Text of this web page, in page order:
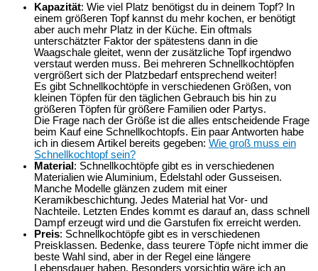
Kapazität: Wie viel Platz benötigst du in deinem Topf? In
einem größeren Topf kannst du mehr kochen, er benötigt
aber auch mehr Platz in der Küche. Ein oftmals
unterschätzter Faktor der spätestens dann in die
Waagschale gleitet, wenn der zusätzliche Topf irgendwo
verstaut werden muss. Bei mehreren Schnellkochtöpfen
vergrößert sich der Platzbedarf entsprechend weiter!
Es gibt Schnellkochtöpfe in verschiedenen Größen, von
kleinen Töpfen für den täglichen Gebrauch bis hin zu
größeren Töpfen für größere Familien oder Partys.
Die Frage nach der Größe ist die alles entscheidende Frage
beim Kauf eine Schnellkochtopfs. Ein paar Antworten habe
ich in diesem Artikel bereits gegeben: Wie groß muss ein
Schnellkochtopf sein?
Material : Schnellkochtöpfe gibt es in verschiedenen
Materialien wie Aluminium, Edelstahl oder Gusseisen.
Manche Modelle glänzen zudem mit einer
Keramikbeschichtung. Jedes Material hat Vor- und
Nachteile. Letzten Endes kommt es darauf an, dass schnell
Dampf erzeugt wird und die Garstufen fix erreicht werden.
Preis: Schnellkochtöpfe gibt es in verschiedenen
Preisklassen. Bedenke, dass teurere Töpfe nicht immer die
beste Wahl sind, aber in der Regel eine längere
Lebensdauer haben. Besonders vorsichtig wäre ich an